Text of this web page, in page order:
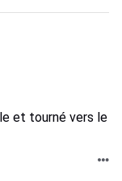
et tourné vers le